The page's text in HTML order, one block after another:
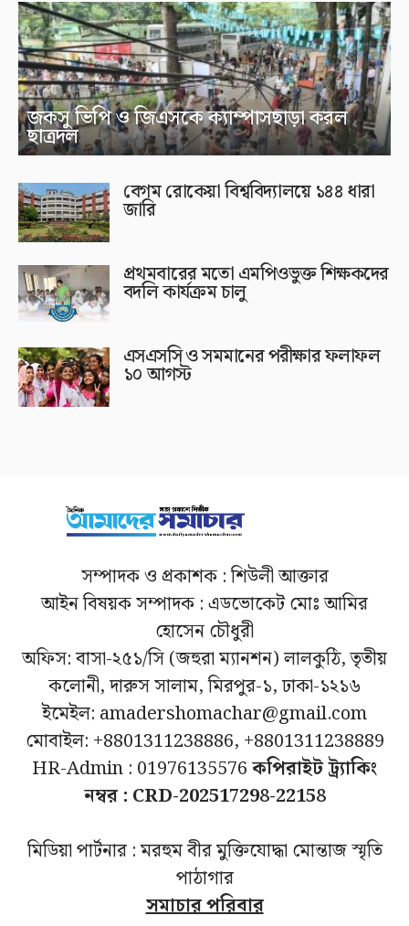
জকসু ভিপি ও জিএসকে ক্যাম্পাসছাড়া করল
ছাত্রদল
বেগম রোকেয়া বিশ্ববিদ্যালয়ে ১৪৪ ধারা
জারি
প্রথমবারের মতো এমপিওভুক্ত শিক্ষকদের
বদলি কার্যক্রম চালু
এসএসসি ও সমমানের পরীক্ষার ফলাফল
১০ আগস্ট
সম্পাদক ও প্রকাশক : শিউলী আক্তার
আইন বিষয়ক সম্পাদক : এডভোকেট মোঃ আমির
হোসেন চৌধুরী
অফিস: বাসা-২৫১/সি (জহুরা ম্যানশন) লালকুঠি, তৃতীয়
কলোনী, দারুস সালাম, মিরপুর-১, ঢাকা-১২১৬
ইমেইল: amadershomachar@gmail.com
মোবাইল: +8801311238886, +8801311238889
HR-Admin : 01976135576কপিরাইট ট্র্যাকিং
নম্বর : CRD-202517298-22158
মিডিয়া পার্টনার : মরহুম বীর মুক্তিযোদ্ধা মোন্তাজ স্মৃতি
পাঠাগার
সমাচার পরিবার